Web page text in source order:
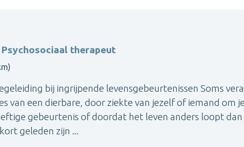
therapeut
bij ingrijpende levensgebeurtenissen Soms
van een dierbare, door ziekte van jezelf of iemand om
gebeurtenis of doordat het leven anders loopt dan
geleden zijn ...